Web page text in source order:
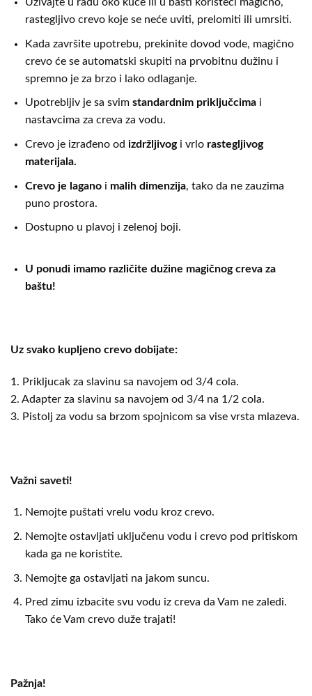
rastegljivo crevo koje se neće uviti, prelomiti ili umrsiti.
Kada završite upotrebu, prekinite dovod vode, magično
crevo će se automatski skupiti na prvobitnu dužinu i
spremno je za brzo i lako odlaganje.
Upotrebljiv je sa svim standardnim priključcimai
nastavcima za creva za vodu.
Crevo je izrađeno od izdržljivog i vrlo rastegljivog
materijala.
Crevo je laganoi malih dimenzija, tako da ne zauzima
puno prostora.
Dostupno u plavoj i zelenoj boji.
U ponudi imamo različite dužine magičnog creva za
baštu!
Uz svako kupljeno crevo dobijate:
1. Prikljucak za slavinu sa navojem od 3/4 cola.
2. Adapter za slavinu sa navojem od 3/4 na 1/2 cola.
3. Pistolj za vodu sa brzom spojnicom sa vise vrsta mlazeva.
Važni saveti!
Nemojte puštati vrelu vodu kroz crevo.
Nemojte ostavljati uključenu vodu i crevo pod pritiskom
kada ga ne koristite.
Nemojte ga ostavljati na jakom suncu.
Pred zimu izbacite svu vodu iz creva da Vam ne zaledi.
Tako će Vam crevo duže trajati!
Pažnja!